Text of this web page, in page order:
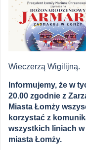
MPK
Łomża
Wieczerzą Wigilijną.
Informujemy, że w
20.00 zgodnie z
Miasta Łomży
korzystać z
wszystkich liniach
miasta Łomży.